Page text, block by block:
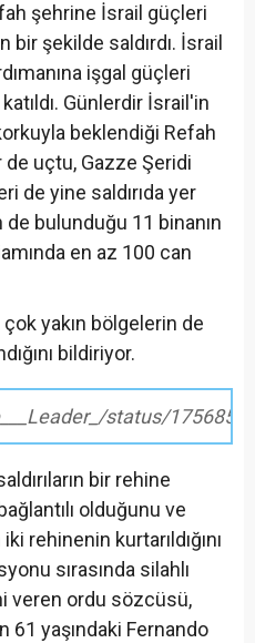
şehrine İsrail güçleri
bir şekilde saldırdı. İsrail
işgal güçleri
Günlerdir İsrail'in
beklendiği Refah
uçtu, Gazze Şeridi
de yine saldırıda yer
de bulunduğu 11 binanın
en az 100 can
çok yakın bölgelerin de
bildiriyor.
status/
bir rehine
olduğunu ve
rehinenin kurtarıldığını
sırasında silahlı
veren ordu sözcüsü,
yaşındaki Fernando